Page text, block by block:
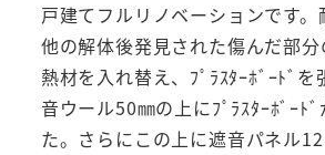
戸建てフルリノベーションです
他の解体後発見された傷んだ部
熱材を入れ替え、ﾌﾟﾗｽﾀｰﾎﾞｰﾄﾞを
音ウール50㎜の上にﾌﾟﾗｽﾀｰﾎﾞｰﾄ
た。さらにこの上に遮音パネル